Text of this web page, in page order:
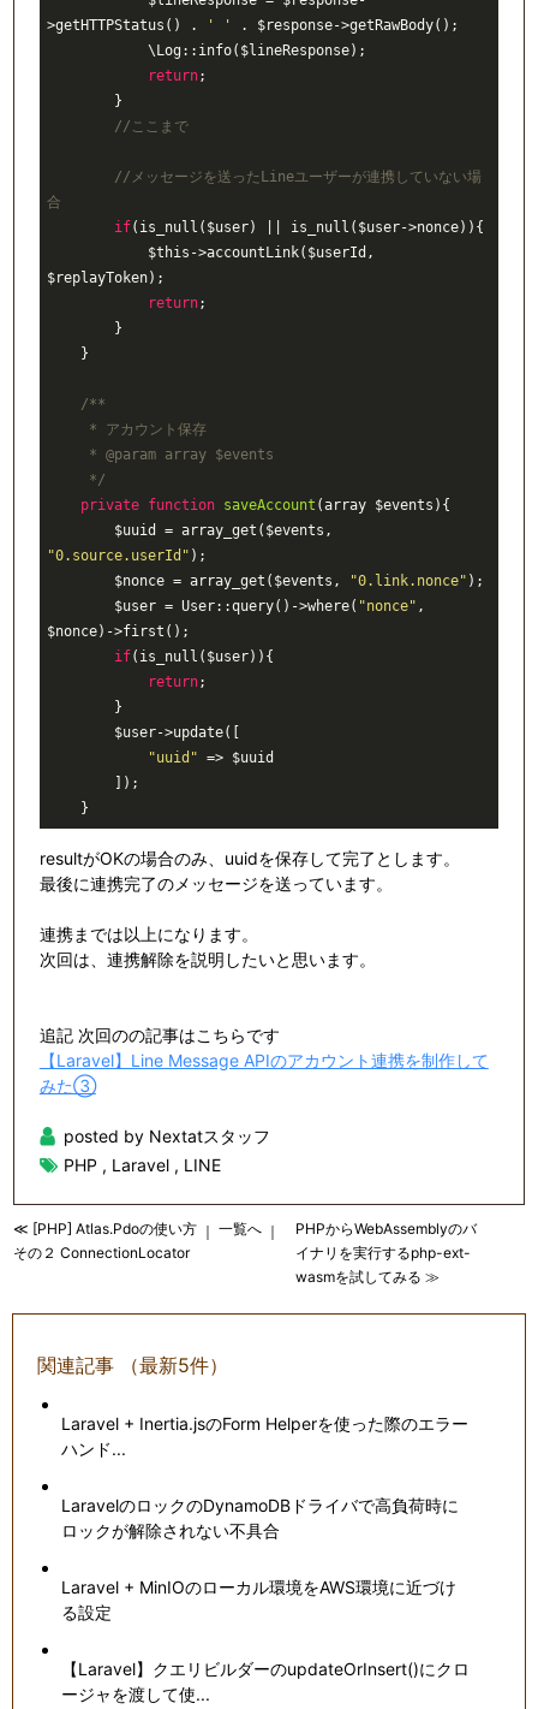
>getHTTPStatus() .
' '
. $response->getRawBody();
return;
//ここまで
//メッセージを送ったLineユーザーが連携していない場
合
if(is_null($user) || is_null($user->nonce)){
$replayToken);
return;
/**
     *
@param array $events
     */
private function saveAccount (array $events) {
"0.source.userId" );
        $nonce = array_get($events,
"0.link.nonce" );
        $user = User::query()->where(
"nonce" ,
$nonce)->first();
if(is_null($user)){
return;
"uuid" => $uuid
resultがOKの場合のみ、uuidを保存して完了とします。
最後に連携完了のメッセージを送っています。
連携までは以上になります。
次回は、連携解除を説明したいと思います。
追記 次回のの記事はこちらです
【Laravel】Line Message APIのアカウント連携を制作して
みた③
posted by Nextatスタッフ
PHP , Laravel, LINE
≪ [PHP] Atlas.Pdoの使い方
その２ ConnectionLocator
｜一覧へ ｜
PHPからWebAssemblyのバ
イナリを実行するphp-ext-
wasmを試してみる ≫
関連記事 （最新5件）
Laravel + Inertia.jsのForm Helperを使った際のエラー
ハンド...
LaravelのロックのDynamoDBドライバで高負荷時に
ロックが解除されない不具合
Laravel + MinIOのローカル環境をAWS環境に近づけ
る設定
【Laravel】クエリビルダーのupdateOrInsert()にクロ
ージャを渡して使...